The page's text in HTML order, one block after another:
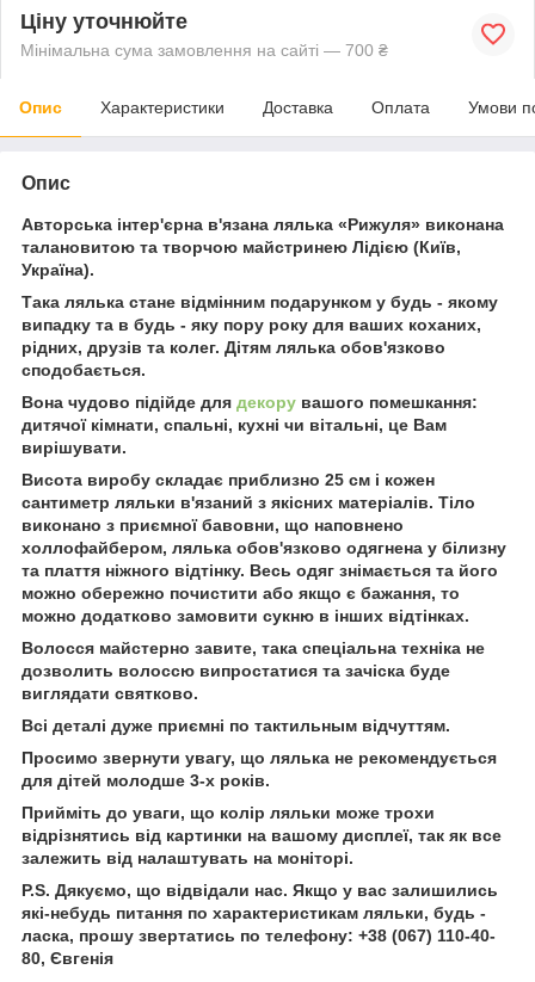
Ціну уточнюйте
Мінімальна сума замовлення на сайті — 700 ₴
Опис Характеристики Доставка Оплата Умови
Опис
Авторська інтер'єрна в'язана лялька «Рижуля» виконана
талановитою та творчою майстринею Лідією (Київ,
Україна).
Така лялька стане відмінним подарунком у будь - якому
випадку та в будь - яку пору року для ваших коханих,
рідних, друзів та колег. Дітям лялька обов'язково
сподобається.
Вона чудово підійде для декору вашого помешкання:
дитячої кімнати, спальні, кухні чи вітальні, це Вам
вирішувати.
Висота виробу складає приблизно 25 см і кожен
сантиметр ляльки в'язаний з якісних матеріалів. Тіло
виконано з приємної бавовни, що наповнено
холлофайбером, лялька обов'язково одягнена у білизну
та плаття ніжного відтінку. Весь одяг знімається та його
можно обережно почистити або якщо є бажання, то
можно додатково замовити сукню в інших відтінках.
Волосся майстерно завите, така спеціальна техніка не
дозволить волоссю випростатися та зачіска буде
виглядати святково.
Всі деталі дуже приємні по тактильным відчуттям.
Просимо звернути увагу, що лялька не рекомендується
для дітей молодше 3-х років.
Прийміть до уваги, що колір ляльки може трохи
відрізнятись від картинки на вашому дисплеї, так як все
залежить від налаштувать на моніторі.
P.S. Дякуємо, що відвідали нас. Якщо у вас залишились
які-небудь питання по характеристикам ляльки, будь -
ласка, прошу звертатись по телефону: +38 (067) 110-40-
80, Євгенія